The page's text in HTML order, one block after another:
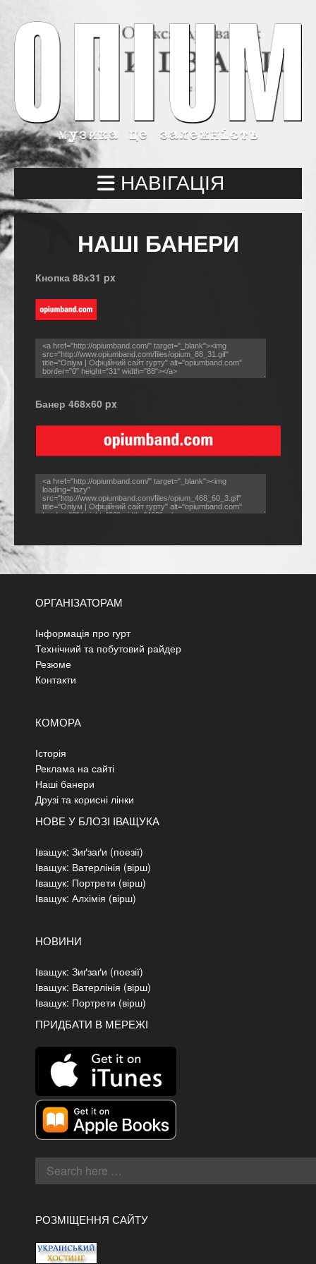
НАВІГАЦІЯ
НАШІ БАНЕРИ
Кнопка 88х31 px
Банер 468х60 px
ОРГАНІЗАТОРАМ
Інформація про гурт
Технічний та побутовий райдер
Резюме
Контакти
КОМОРА
Історія
Реклама на сайті
Наші банери
Друзі та корисні лінки
НОВЕ У БЛОЗІ ІВАЩУКА
Іващук: Зиґзаґи (поезії)
Іващук: Ватерлінія (вірш)
Іващук: Портрети (вірш)
Іващук: Алхімія (вірш)
НОВИНИ
Іващук: Зиґзаґи (поезії)
Іващук: Ватерлінія (вірш)
Іващук: Портрети (вірш)
ПРИДБАТИ В МЕРЕЖІ
РОЗМІЩЕННЯ САЙТУ